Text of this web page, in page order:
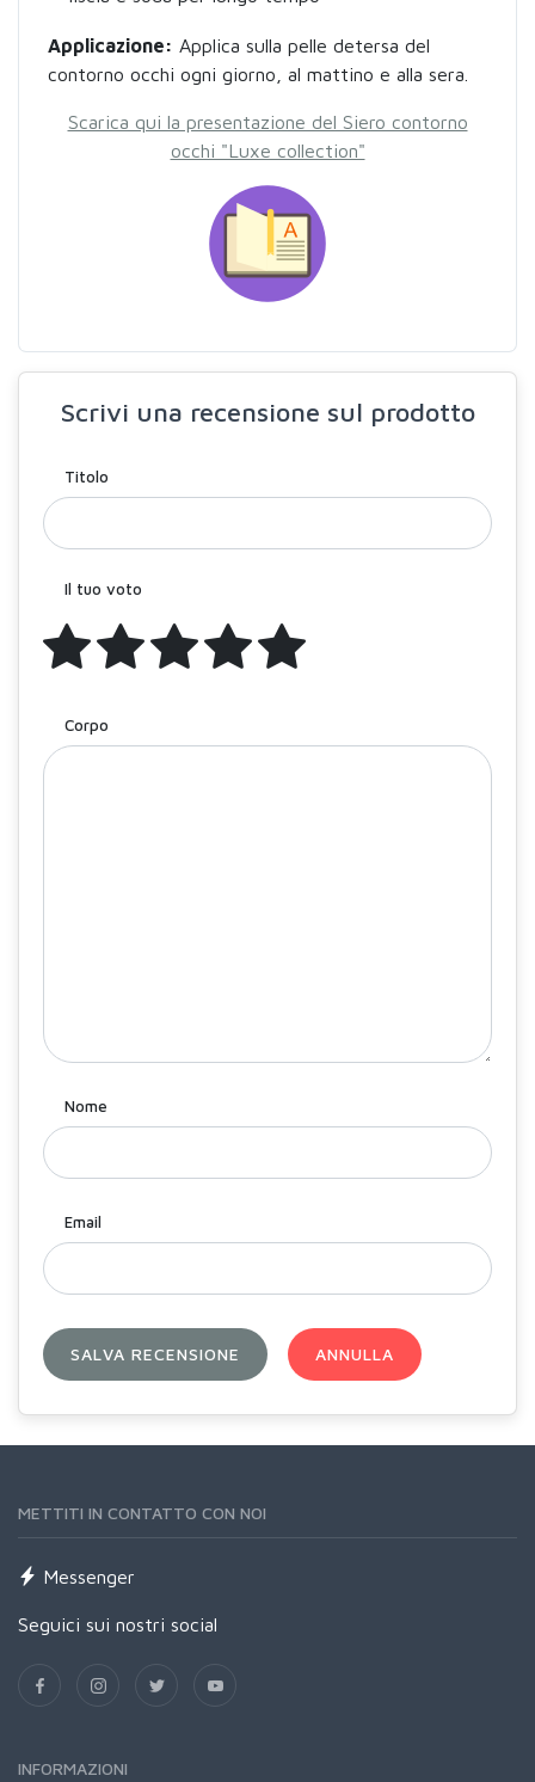
Applicazione: Applica sulla pelle detersa del
contorno occhi ogni giorno, al mattino e alla sera.
Scarica qui la presentazione del Siero contorno
occhi "Luxe collection"
Scrivi una recensione sul prodotto
Titolo
Il tuo voto
Corpo
Nome
Email
SALVA RECENSIONE ANNULLA
METTITI IN CONTATTO CON NOI
Messenger
Seguici sui nostri social
INFORMAZIONI